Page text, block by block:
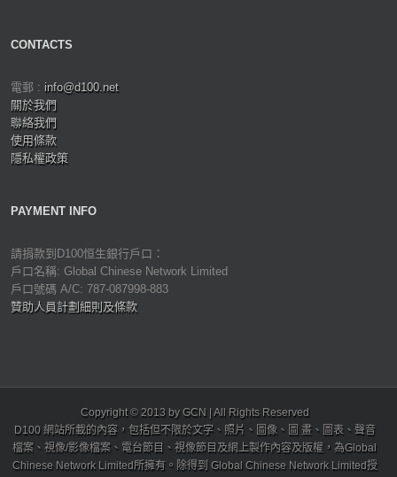
CONTACTS
電郵 : info@d100.net
關於我們
聯絡我們
使用條款
隱私權政策
PAYMENT INFO
請捐款到D100恒生銀行戶口：
戶口名稱: Global Chinese Network Limited
戶口號碼 A/C: 787-087998-883
贊助人員計劃細則及條款
Copyright © 2013 by GCN | All Rights Reserved
D100 網站所載的內容，包括但不限於文字、照片、圖像、圖 畫、圖表、聲音
檔案、視像/影像檔案、電台節目、視像節目及網上製作內容及版權，為Global
Chinese Network Limited所擁有。除得到 Global Chinese Network Limited授